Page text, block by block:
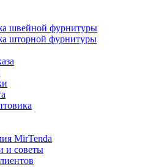
швейной фурнитуры
шторной фурнитуры
MirTenda
и советы